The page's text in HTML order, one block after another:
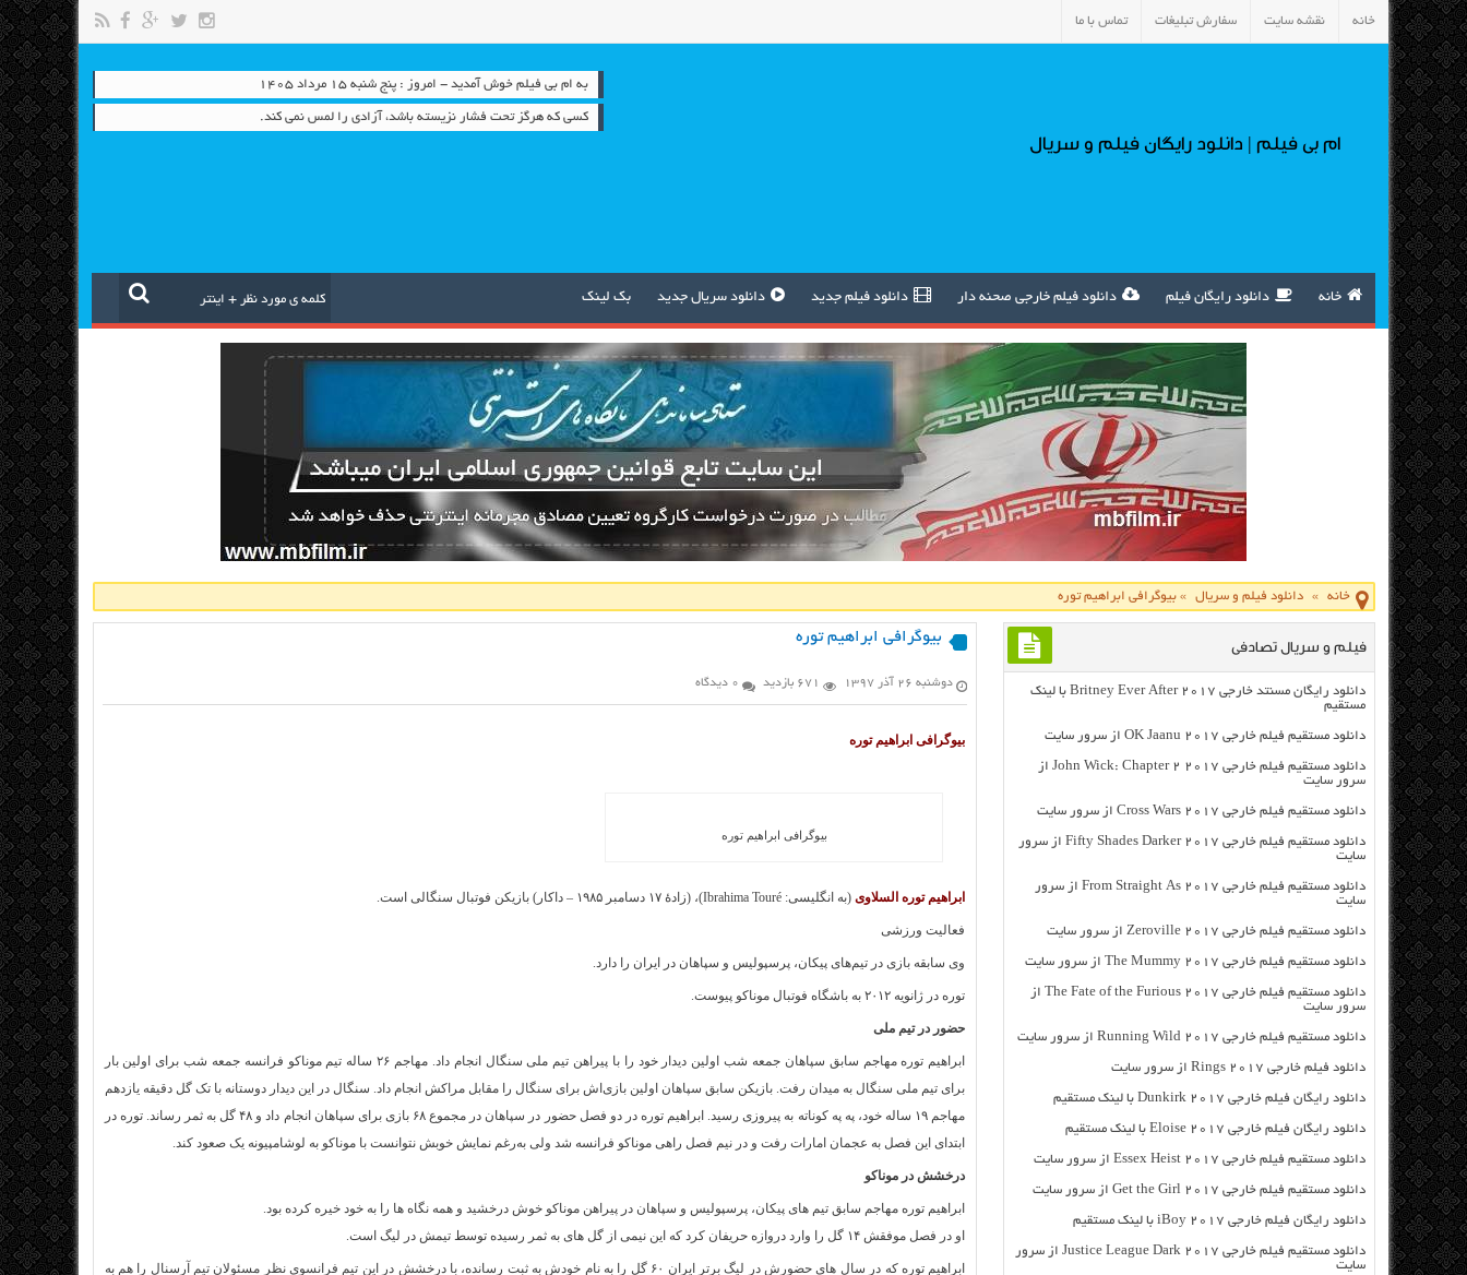
خانه نقشه سایت سفارش تبلیغات تماس با ما
ام بی فیلم | دانلود رایگان فیلم و سریال
به ام بی فیلم خوش آمدید - امروز : پنج شنبه ۱۵ مرداد ۱۴۰۵
كسي كه هرگز تحت فشار نزيسته باشد، آزادي را لمس نمي كند.
خانه دانلود رایگان فیلم دانلود فیلم خارجی صحنه دار دانلود فیلم جدید دانلود سریال جدید بک لینک
خانه » دانلود فیلم و سریال »بیوگرافی ابراهیم توره
بیوگرافی ابراهیم توره
دوشنبه ۲۶ آذر ۱۳۹۷ 671 بازدید 0 دیدگاه
بیوگرافی ابراهیم توره
بیوگرافی ابراهیم توره
ابراهیم توره السلاوی(به انگلیسی: Ibrahima Touré)، (زادهٔ ۱۷ دسامبر ۱۹۸۵ – داکار) بازیکن فوتبال سنگالی است.
فعالیت ورزشی
وی سابقه بازی در تیم‌های پیکان، پرسپولیس و سپاهان در ایران را دارد.
توره در ژانویه ۲۰۱۲ به باشگاه فوتبال موناکو پیوست.
حضور در تیم ملی
ابراهیم توره مهاجم سابق سپاهان جمعه شب اولین دیدار خود را با پیراهن تیم ملی سنگال انجام داد. مهاجم ۲۶ ساله تیم موناکو فرانسه جمعه شب برای اولین بار
برای تیم ملی سنگال به میدان رفت. بازیکن سابق سپاهان اولین بازی‌اش برای سنگال را مقابل مراکش انجام داد. سنگال در این دیدار دوستانه با تک گل دقیقه یازدهم
مهاجم ۱۹ ساله خود، په په کوناته به پیروزی رسید. ابراهیم توره در دو فصل حضور در سپاهان در مجموع ۶۸ بازی برای سپاهان انجام داد و ۴۸ گل به ثمر رساند. توره در
ابتدای این فصل به عجمان امارات رفت و در نیم فصل راهی موناکو فرانسه شد ولی به‌رغم نمایش خوبش نتوانست با موناکو به لوشامپیونه یک صعود کند.
درخشش در موناکو
ابراهیم توره مهاجم سابق تیم های پیکان، پرسپولیس و سپاهان در پیراهن موناکو خوش درخشید و همه نگاه ها را به خود خیره کرده بود.
او در فصل موفقش ۱۴ گل را وارد دروازه حریفان کرد که این نیمی از گل های به ثمر رسیده توسط تیمش در لیگ است.
ابراهیم توره که در سال های حضورش در لیگ برتر ایران ۶۰ گل را به نام خودش به ثبت رسانده، با درخشش در این تیم فرانسوی نظر مسئولان تیم آرسنال را هم به
فیلم و سریال تصادفی
دانلود رایگان مسنتد خارجی Britney Ever After 2017 با لینک
مستقیم
دانلود مستقیم فیلم خارجی OK Jaanu 2017 از سرور سایت
دانلود مستقیم فیلم خارجی John Wick: Chapter 2 2017 از
سرور سایت
دانلود مستقیم فیلم خارجی Cross Wars 2017 از سرور سایت
دانلود مستقیم فیلم خارجی Fifty Shades Darker 2017 از سرور
سایت
دانلود مستقیم فیلم خارجی From Straight As 2017 از سرور
سایت
دانلود مستقیم فیلم خارجی Zeroville 2017 از سرور سایت
دانلود مستقیم فیلم خارجی The Mummy 2017 از سرور سایت
دانلود مستقیم فیلم خارجی The Fate of the Furious 2017 از
سرور سایت
دانلود مستقیم فیلم خارجی Running Wild 2017 از سرور سایت
دانلود فیلم خارجی Rings 2017 از سرور سایت
دانلود رایگان فیلم خارجی Dunkirk 2017 با لینک مستقیم
دانلود رایگان فیلم خارجی Eloise 2017 با لینک مستقیم
دانلود مستقیم فیلم خارجی Essex Heist 2017 از سرور سایت
دانلود مستقیم فیلم خارجی Get the Girl 2017 از سرور سایت
دانلود رایگان فیلم خارجی iBoy 2017 با لینک مستقیم
دانلود مستقیم فیلم خارجی Justice League Dark 2017 از سرور
سایت